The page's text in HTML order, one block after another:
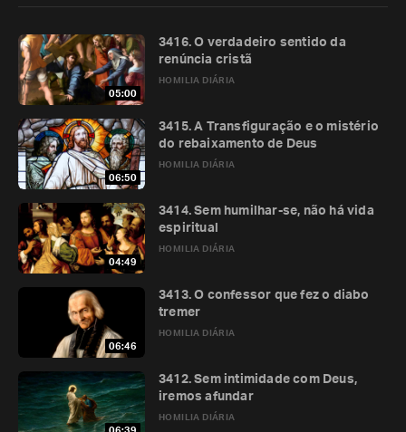
05:00
HOMILIA DIÁRIA
3416. O verdadeiro sentido da
renúncia cristã
06:50
HOMILIA DIÁRIA
3415. A Transfiguração e o mistério
do rebaixamento de Deus
04:49
HOMILIA DIÁRIA
3414. Sem humilhar-se, não há vida
espiritual
06:46
HOMILIA DIÁRIA
3413. O confessor que fez o diabo
tremer
HOMILIA DIÁRIA
3412. Sem intimidade com Deus,
iremos afundar